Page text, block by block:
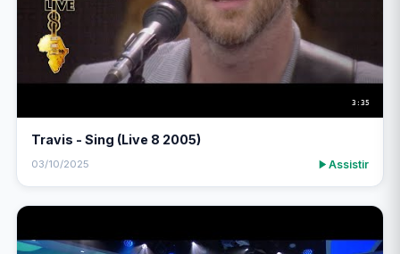
3:35
Travis - Sing (Live 8 2005)
03/10/2025 Assistir